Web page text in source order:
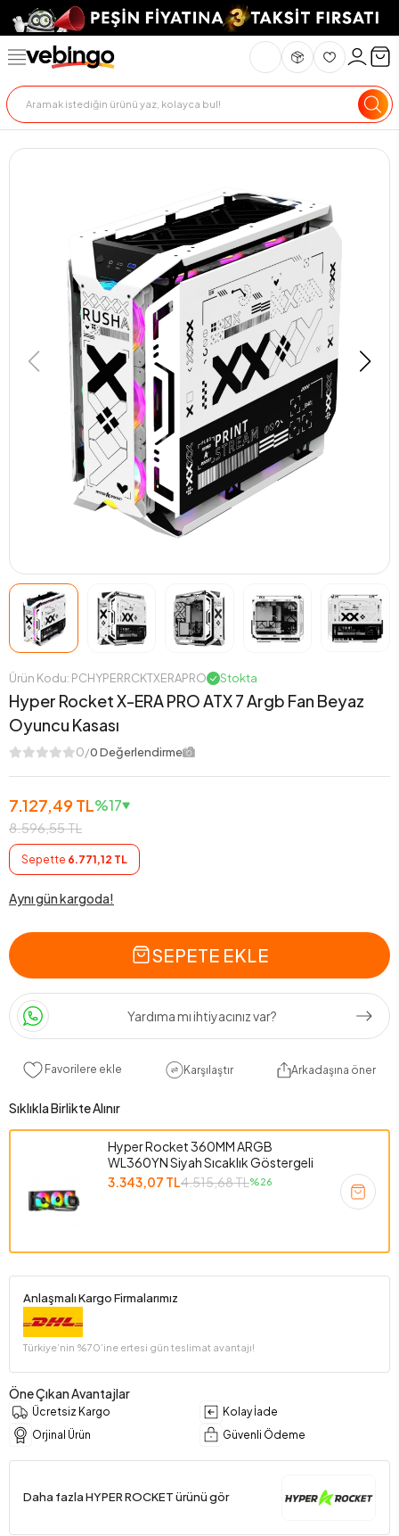
Ürün Kodu: PCHYPERRCKTXERAPRO Stokta
Hyper Rocket X-ERA PRO ATX 7 Argb Fan Beyaz
Oyuncu Kasası
0/0 Değerlendirme
7.127,49 TL
8.596,55 TL
%17
Sepette 6.771,12 TL
Aynı gün kargoda!
SEPETE EKLE
Yardıma mı ihtiyacınız var?
Favorilere ekle Karşılaştır Arkadaşına öner
Sıklıkla Birlikte Alınır
Hyper Rocket 360MM ARGB
WL360YN Siyah Sıcaklık Göstergeli
İşlemci Sıvı Soğutucu
3.343,07 TL4.515,68 TL%26
Anlaşmalı Kargo Firmalarımız
Türkiye’nin %70’ine ertesi gün teslimat avantajı!
Öne Çıkan Avantajlar
Ücretsiz Kargo
Kolay İade
Orjinal Ürün
Güvenli Ödeme
Daha fazla HYPER ROCKET ürünü gör
Genel Bakış Ürün Açıklaması Teknik Özellikler Teslimat Ve İade